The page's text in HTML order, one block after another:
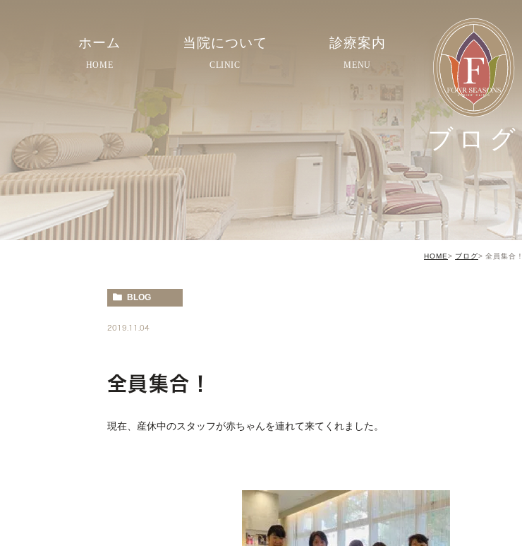
ホーム
HOME
当院について
CLINIC
院内紹介
スタッフ紹介
診療案内
MENU
ブログ
HOME ブログ 全員集合！
BLOG
2019.11.04
全員集合！
現在、産休中のスタッフが赤ちゃんを連れて来てくれました。